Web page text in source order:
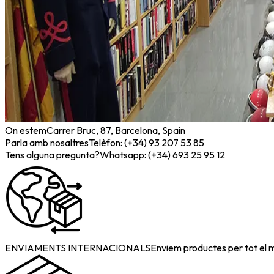
On estemCarrer Bruc, 87, Barcelona, Spain
Parla amb nosaltresTelèfon: (+34) 93 207 53 85
Tens alguna pregunta?Whatsapp: (+34) 693 25 95 12
ENVIAMENTS INTERNACIONALSEnviem productes per tot el